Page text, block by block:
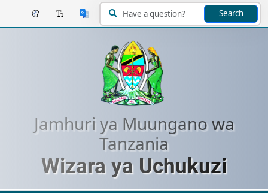
Search
Jamhuri ya Muungano wa
Tanzania
Wizara ya Uchukuzi